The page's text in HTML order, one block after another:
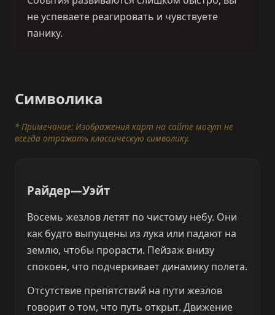
не успеваете реагировать и чувствуете
панику.
Символика
* Примечание: Изображения карт на сайте могут не
всегда отражать классическую символику.
Райдер—Уэйт
Восемь жезлов летят по чистому небу. Они
как будто выпущены из лука или падают на
землю, чтобы прорасти. Пейзаж внизу
спокоен, что подчеркивает динамику полета.
Отсутствие препятствий на пути жезлов
говорит о том, что путь открыт. Движение